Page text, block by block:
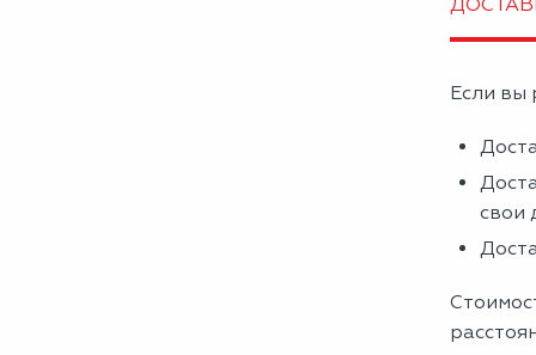
Если вы
свои